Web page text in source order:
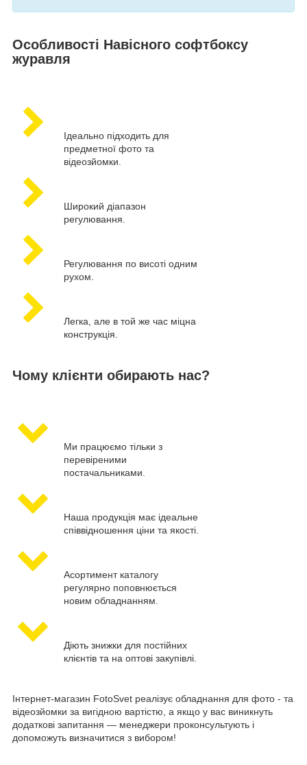
Особливості Навісного софтбоксу
журавля
Ідеально підходить для
предметної фото та
відеозйомки.
Широкий діапазон
регулювання.
Регулювання по висоті одним
рухом.
Легка, але в той же час міцна
конструкція.
Чому клієнти обирають нас?
Ми працюємо тільки з
перевіреними
постачальниками.
Наша продукція має ідеальне
співвідношення ціни та якості.
Асортимент каталогу
регулярно поповнюється
новим обладнанням.
Діють знижки для постійних
клієнтів та на оптові закупівлі.
Інтернет-магазин FotoSvet реалізує обладнання для фото - та
відеозйомки за вигідною вартістю, а якщо у вас виникнуть
додаткові запитання — менеджери проконсультують і
допоможуть визначитися з вибором!